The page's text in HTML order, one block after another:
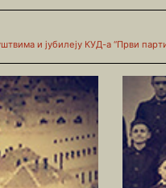
и јубилеју КУД-а “Први